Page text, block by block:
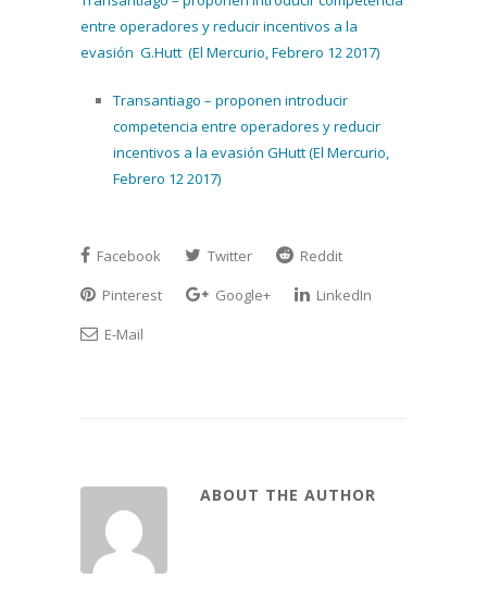
entre operadores y reducir incentivos a la
evasión G.Hutt (El Mercurio, Febrero 12 2017)
Transantiago – proponen introducir
competencia entre operadores y reducir
incentivos a la evasión GHutt (El Mercurio,
Febrero 12 2017)
Facebook Twitter
Reddit
Pinterest
Google+
LinkedIn
E-Mail
ABOUT THE AUTHOR